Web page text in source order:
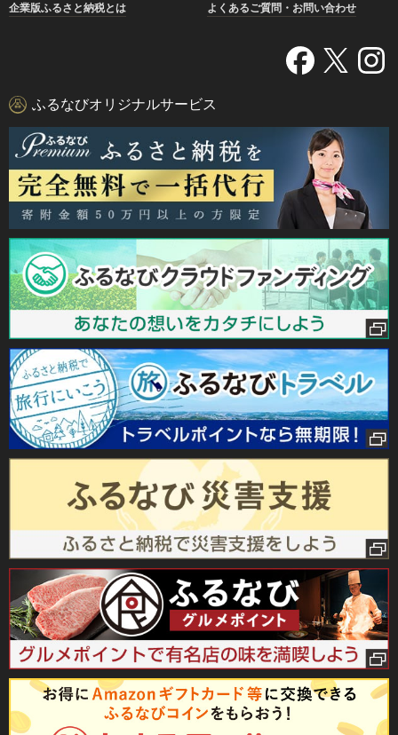
企業版ふるさと納税とは
よくあるご質問・お問い合わせ
ふるなびオリジナルサービス